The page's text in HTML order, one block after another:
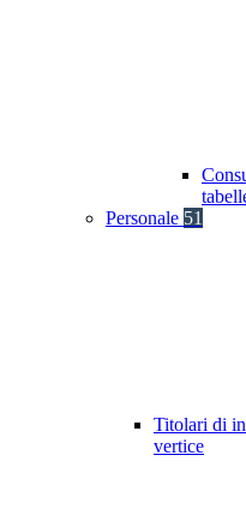
Personale 51
Titolari di
vertice